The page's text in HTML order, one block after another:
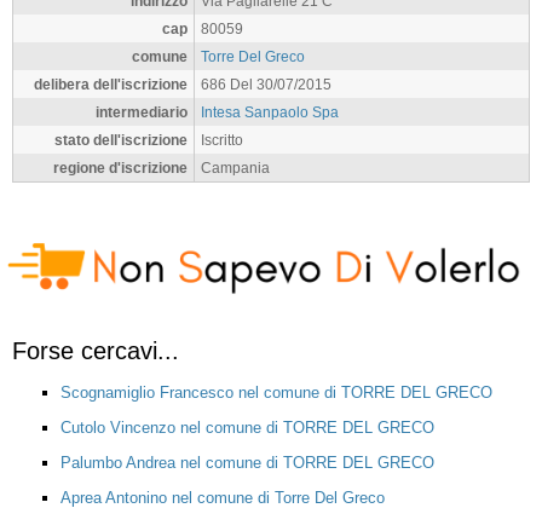
cap
80059
comune
Torre Del Greco
delibera dell'iscrizione
686 Del 30/07/2015
intermediario
Intesa Sanpaolo Spa
stato dell'iscrizione
Iscritto
regione d'iscrizione
Campania
Forse cercavi...
Scognamiglio Francesco nel comune di TORRE DEL GRECO
Cutolo Vincenzo nel comune di TORRE DEL GRECO
Palumbo Andrea nel comune di TORRE DEL GRECO
Aprea Antonino nel comune di Torre Del Greco